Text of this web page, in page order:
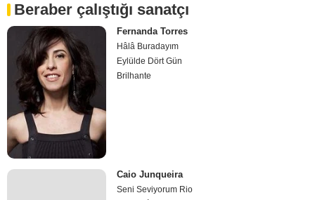
Beraber çalıştığı sanatçı
Fernanda Torres
Hâlâ Buradayım
Eylülde Dört Gün
Brilhante
Caio Junqueira
Seni Seviyorum Rio